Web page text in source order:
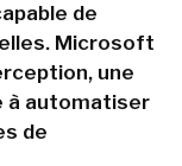
de
Microsoft
une
à automatiser
de